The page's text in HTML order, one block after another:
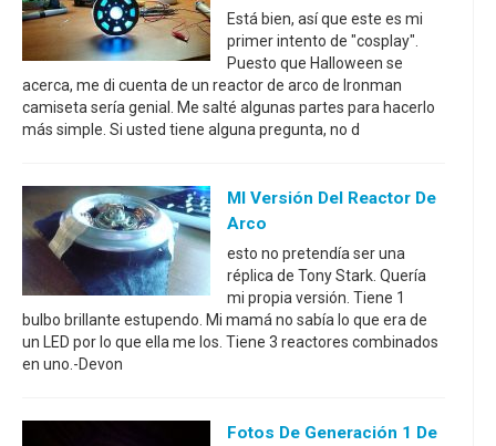
Está bien, así que este es mi
primer intento de "cosplay".
Puesto que Halloween se
acerca, me di cuenta de un reactor de arco de Ironman
camiseta sería genial. Me salté algunas partes para hacerlo
más simple. Si usted tiene alguna pregunta, no d
MI Versión Del Reactor De
Arco
esto no pretendía ser una
réplica de Tony Stark. Quería
mi propia versión. Tiene 1
bulbo brillante estupendo. Mi mamá no sabía lo que era de
un LED por lo que ella me los. Tiene 3 reactores combinados
en uno.-Devon
Fotos De Generación 1 De